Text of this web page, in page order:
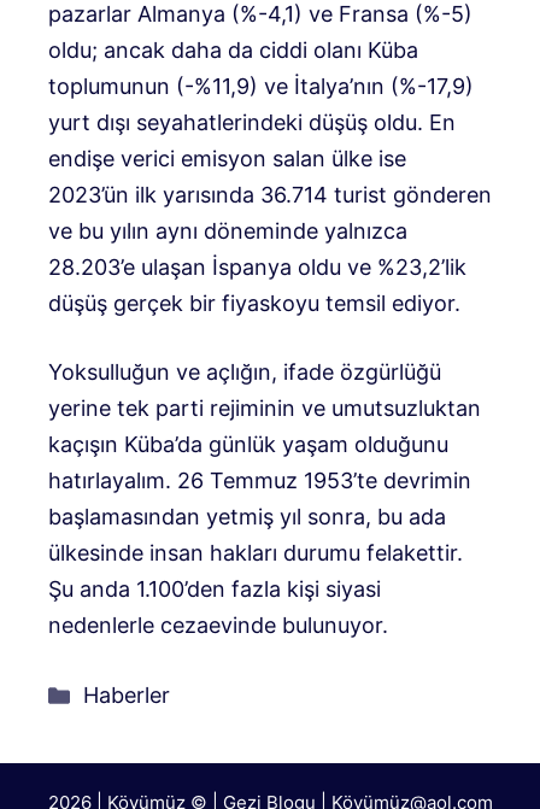
pazarlar Almanya (%-4,1) ve Fransa (%-5)
oldu; ancak daha da ciddi olanı Küba
toplumunun (-%11,9) ve İtalya’nın (%-17,9)
yurt dışı seyahatlerindeki düşüş oldu. En
endişe verici emisyon salan ülke ise
2023’ün ilk yarısında 36.714 turist gönderen
ve bu yılın aynı döneminde yalnızca
28.203’e ulaşan İspanya oldu ve %23,2’lik
düşüş gerçek bir fiyaskoyu temsil ediyor.
Yoksulluğun ve açlığın, ifade özgürlüğü
yerine tek parti rejiminin ve umutsuzluktan
kaçışın Küba’da günlük yaşam olduğunu
hatırlayalım. 26 Temmuz 1953’te devrimin
başlamasından yetmiş yıl sonra, bu ada
ülkesinde insan hakları durumu felakettir.
Şu anda 1.100’den fazla kişi siyasi
nedenlerle cezaevinde bulunuyor.
Kategoriler
Haberler
2026 | Köyümüz © | Gezi Blogu | Köyümüz@aol.com